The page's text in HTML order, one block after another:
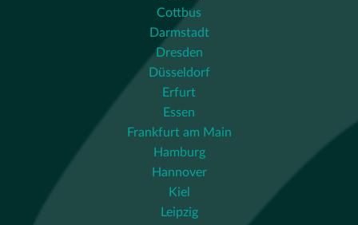
Cottbus
Darmstadt
Dresden
Düsseldorf
Erfurt
Essen
Frankfurt am Main
Hamburg
Hannover
Kiel
Leipzig